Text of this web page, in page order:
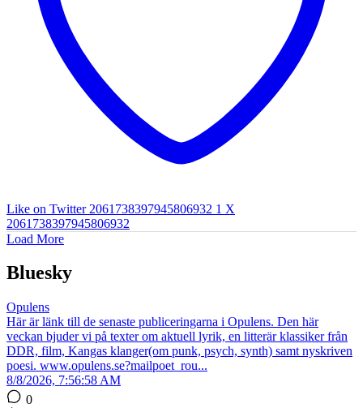
Like on Twitter 2061738397945806932 1 X
2061738397945806932
Load More
Bluesky
Opulens
Här är länk till de senaste publiceringarna i Opulens. Den här
veckan bjuder vi på texter om aktuell lyrik, en litterär klassiker från
DDR, film, Kangas klanger(om punk, psych, synth) samt nyskriven
poesi. www.opulens.se?mailpoet_rou...
8/8/2026, 7:56:58 AM
0